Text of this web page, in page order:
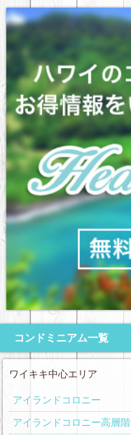
コンドミニアム一覧
ワイキキ中心エリア
アイランドコロニー
アイランドコロニー高層階